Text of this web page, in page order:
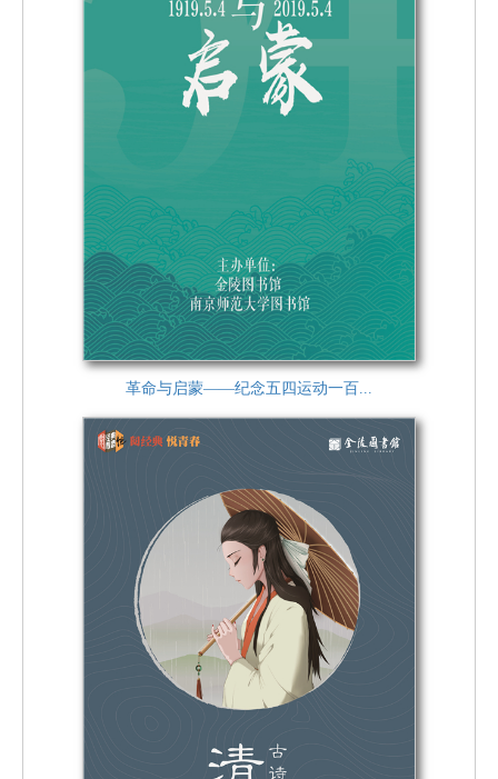
革命与启蒙——纪念五四运动一百...